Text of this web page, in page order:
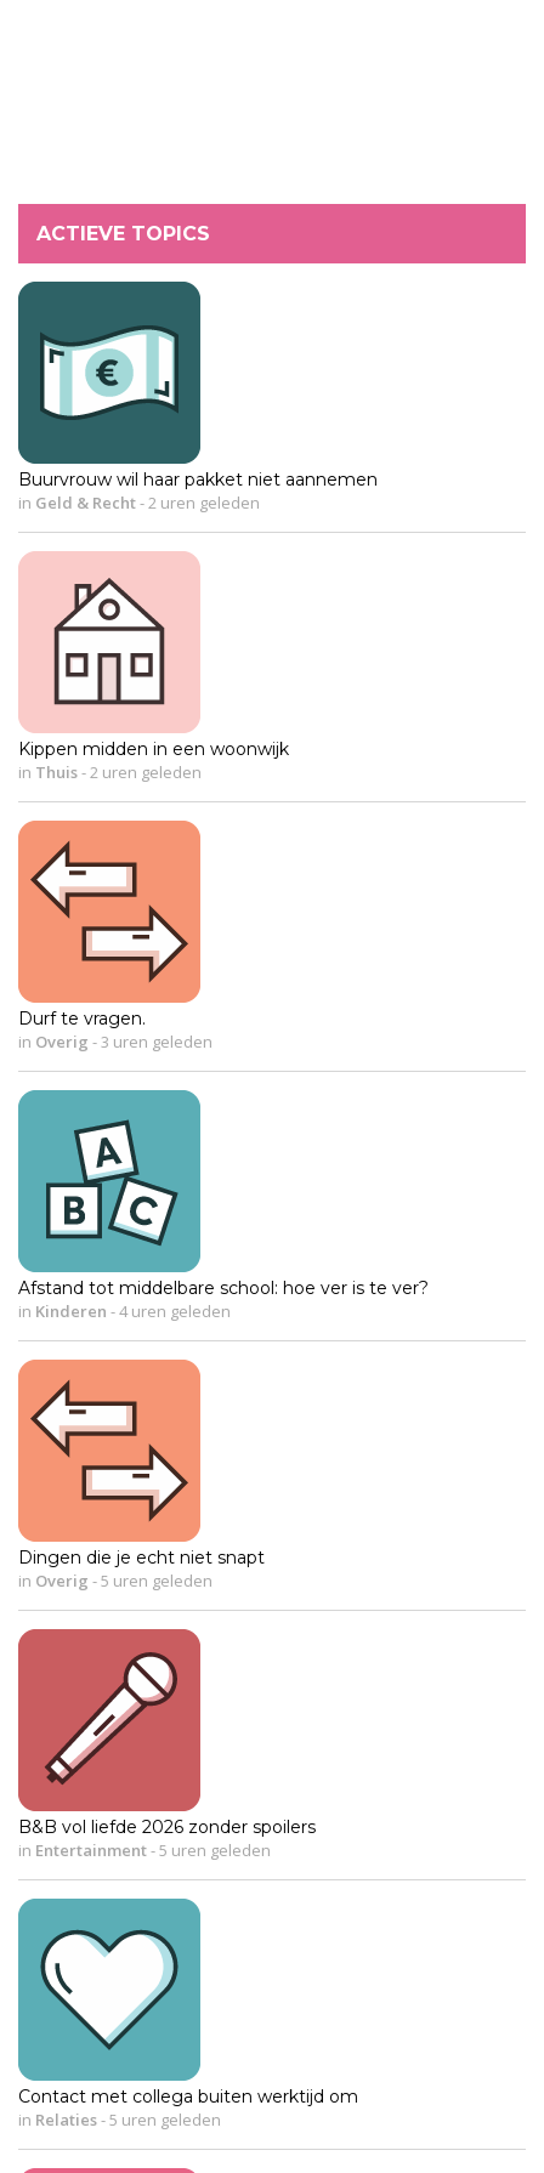
ACTIEVE TOPICS
Buurvrouw wil haar pakket niet aannemen
in Geld & Recht-2 uren geleden
Kippen midden in een woonwijk
in Thuis-2 uren geleden
Durf te vragen.
in Overig -3 uren geleden
Afstand tot middelbare school: hoe ver is te ver?
in Kinderen -4 uren geleden
Dingen die je echt niet snapt
in Overig -5 uren geleden
B&B vol liefde 2026 zonder spoilers
in Entertainment-5 uren geleden
Contact met collega buiten werktijd om
in Relaties-5 uren geleden